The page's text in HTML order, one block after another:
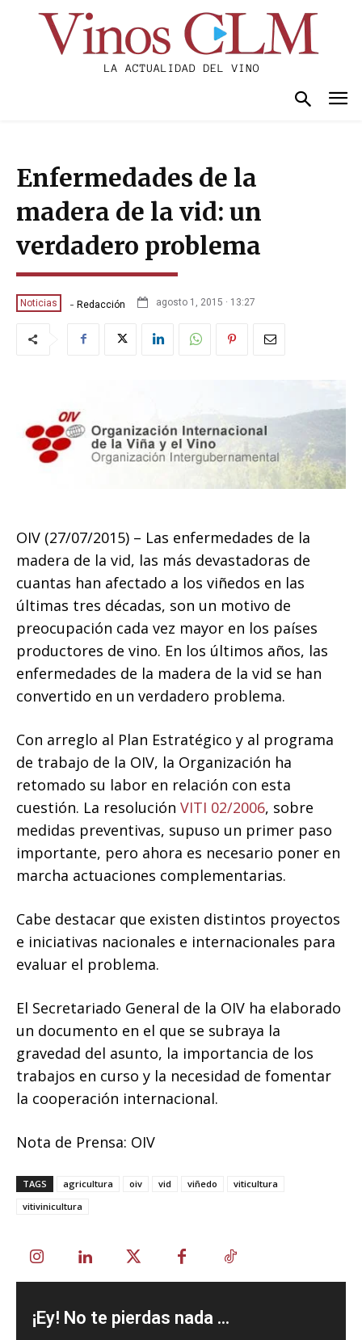
Enfermedades de la
madera de la vid: un
verdadero problema
Noticias - Redacción agosto 1, 2015 · 13:27
OIV (27/07/2015) – Las enfermedades de la
madera de la vid, las más devastadoras de
cuantas han afectado a los viñedos en las
últimas tres décadas, son un motivo de
preocupación cada vez mayor en los países
productores de vino. En los últimos años, las
enfermedades de la madera de la vid se han
convertido en un verdadero problema.
Con arreglo al Plan Estratégico y al programa
de trabajo de la OIV, la Organización ha
retomado su labor en relación con esta
cuestión. La resolución VITI 02/2006, sobre
medidas preventivas, supuso un primer paso
importante, pero ahora es necesario poner en
marcha actuaciones complementarias.
Cabe destacar que existen distintos proyectos
e iniciativas nacionales e internacionales para
evaluar el problema.
El Secretariado General de la OIV ha elaborado
un documento en el que se subraya la
gravedad del asunto, la importancia de los
trabajos en curso y la necesidad de fomentar
la cooperación internacional.
Nota de Prensa: OIV
TAGS agricultura oiv vid viñedo
viticultura
vitivinicultura
¡Ey! No te pierdas nada ...